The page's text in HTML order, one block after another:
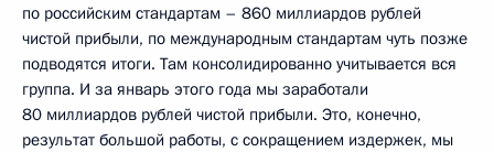
по российским стандартам – 860 миллиардов рублей
чистой прибыли, по международным стандартам чуть позже
подводятся итоги. Там консолидированно учитывается вся
группа. И за январь этого года мы заработали
80 миллиардов рублей чистой прибыли. Это, конечно,
результат большой работы, с сокращением издержек, мы